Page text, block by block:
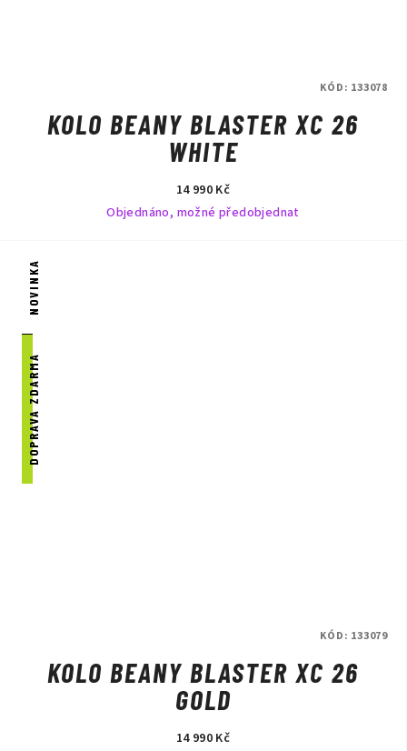
KOLO BEANY BLASTER XC 26
WHITE
14 990 Kč
Objednáno, možné předobjednat
KÓD: 133078
NOVINKA
DOPRAVA ZDARMA
KOLO BEANY BLASTER XC 26
GOLD
14 990 Kč
KÓD: 133079